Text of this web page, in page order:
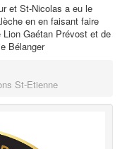
et St-Nicolas a eu le
en en faisant faire
Gaétan Prévost et de
Bélanger
St-Etienne